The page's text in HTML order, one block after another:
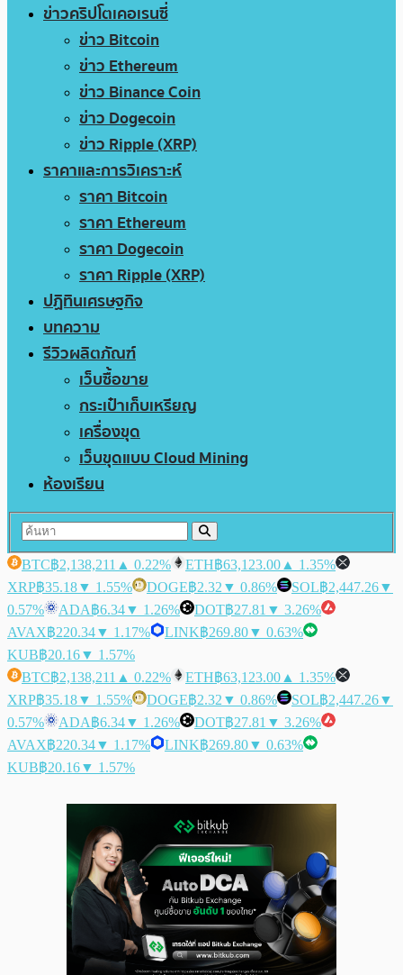
ข่าวคริปโตเคอเรนซี่
ข่าว Bitcoin
ข่าว Ethereum
ข่าว Binance Coin
ข่าว Dogecoin
ข่าว Ripple (XRP)
ราคาและการวิเคราะห์
ราคา Bitcoin
ราคา Ethereum
ราคา Dogecoin
ราคา Ripple (XRP)
ปฏิทินเศรษฐกิจ
บทความ
รีวิวผลิตภัณฑ์
เว็บซื้อขาย
กระเป๋าเก็บเหรียญ
เครื่องขุด
เว็บขุดแบบ Cloud Mining
ห้องเรียน
BTC฿2,138,211 ▲ 0.22% ETH฿63,123.00 ▲ 1.35%
XRP฿35.18▼ 1.55% DOGE฿2.32 ▼ 0.86% SOL฿2,447.26▼
0.57%
ADA฿6.34▼ 1.26% DOT฿27.81 ▼ 3.26%
AVAX฿220.34▼ 1.17% LINK฿269.80▼ 0.63%
KUB฿20.16▼ 1.57%
BTC฿2,138,211 ▲ 0.22% ETH฿63,123.00 ▲ 1.35%
XRP฿35.18▼ 1.55% DOGE฿2.32 ▼ 0.86% SOL฿2,447.26▼
0.57%
ADA฿6.34▼ 1.26% DOT฿27.81 ▼ 3.26%
AVAX฿220.34▼ 1.17% LINK฿269.80▼ 0.63%
KUB฿20.16▼ 1.57%